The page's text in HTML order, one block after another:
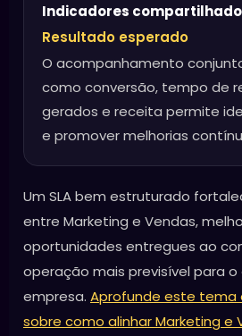
Indicadores
Resultado esperado
O acompanhamento
como conversão, tempo de
gerados e receita permite
e promover melhorias
Um SLA bem estruturado
entre Marketing e Vendas,
oportunidades entregues ao
operação mais previsível para
empresa. Aprofunde este tema
sobre como alinhar Marketing e